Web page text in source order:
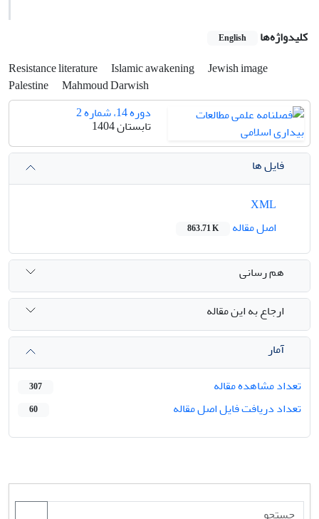
کلیدواژه‌ها English
Resistance literature Islamic awakening
Jewish image
Palestine
Mahmoud Darwish
دوره 14، شماره 2
تابستان 1404
فایل ها
اصل مقاله
863.71 K
هم رسانی
ارجاع به این مقاله
آمار
تعداد مشاهده مقاله
307
تعداد دریافت فایل اصل مقاله 60